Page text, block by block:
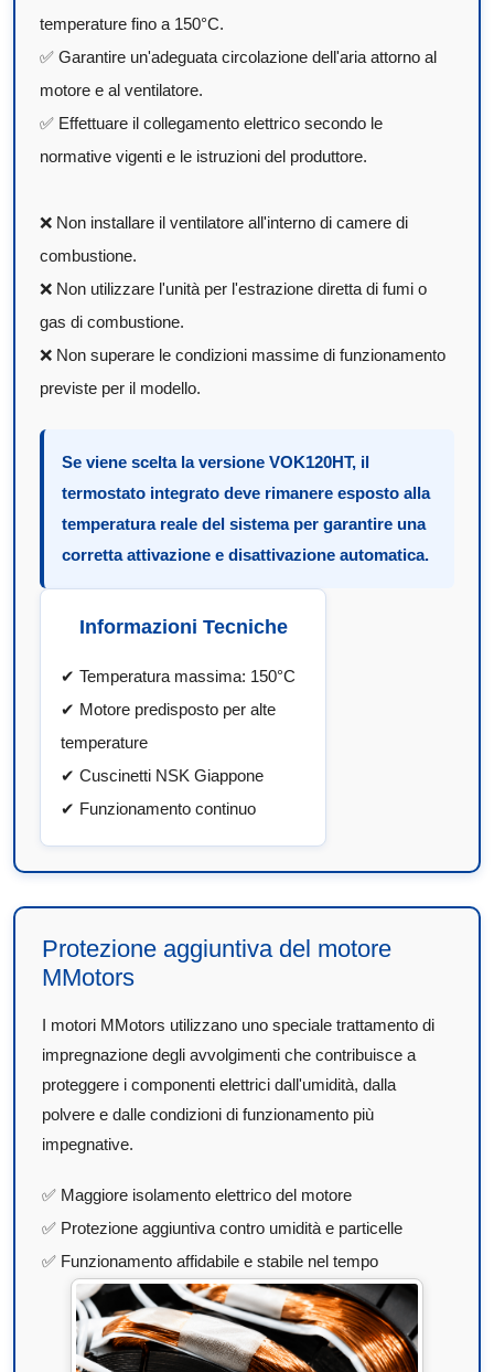
temperature fino a 150°C.
✅ Garantire un'adeguata circolazione dell'aria attorno al
motore e al ventilatore.
✅ Effettuare il collegamento elettrico secondo le
normative vigenti e le istruzioni del produttore.
❌ Non installare il ventilatore all'interno di camere di
combustione.
❌ Non utilizzare l'unità per l'estrazione diretta di fumi o
gas di combustione.
❌ Non superare le condizioni massime di funzionamento
previste per il modello.
Se viene scelta la versione VOK120HT, il
termostato integrato deve rimanere esposto alla
temperatura reale del sistema per garantire una
corretta attivazione e disattivazione automatica.
Informazioni Tecniche
✔ Temperatura massima: 150°C
✔ Motore predisposto per alte
temperature
✔ Cuscinetti NSK Giappone
✔ Funzionamento continuo
Protezione aggiuntiva del motore
MMotors
I motori MMotors utilizzano uno speciale trattamento di
impregnazione degli avvolgimenti che contribuisce a
proteggere i componenti elettrici dall'umidità, dalla
polvere e dalle condizioni di funzionamento più
impegnative.
✅ Maggiore isolamento elettrico del motore
✅ Protezione aggiuntiva contro umidità e particelle
✅ Funzionamento affidabile e stabile nel tempo